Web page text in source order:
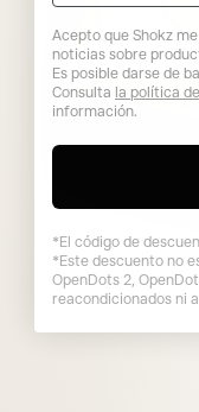
Inicia sesiónpara
Acepto que Shokz
noticias sobre
Es posible darse de
Consulta la política
información.
*El código de
*Este descuento no
OpenDots 2,
reacondicionados ni